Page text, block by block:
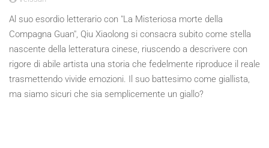
Al suo esordio letterario con "La Misteriosa morte della
Compagna Guan", Qiu Xiaolong si consacra subito come stella
nascente della letteratura cinese, riuscendo a descrivere con
rigore di abile artista una storia che fedelmente riproduce il reale
trasmettendo vivide emozioni. Il suo battesimo come giallista,
ma siamo sicuri che sia semplicemente un giallo?